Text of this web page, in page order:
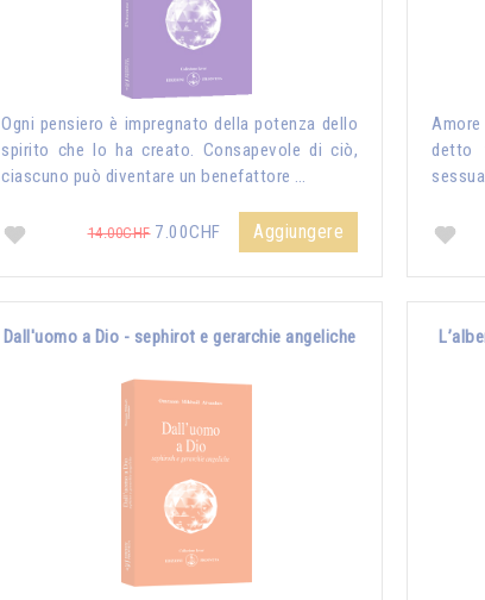
Ogni pensiero è impregnato della potenza dello
spirito che lo ha creato. Consapevole di ciò,
ciascuno può diventare un benefattore …
14.00CHF7.00CHF Aggiungere
detto
Dall'uomo a Dio - sephirot e gerarchie angeliche